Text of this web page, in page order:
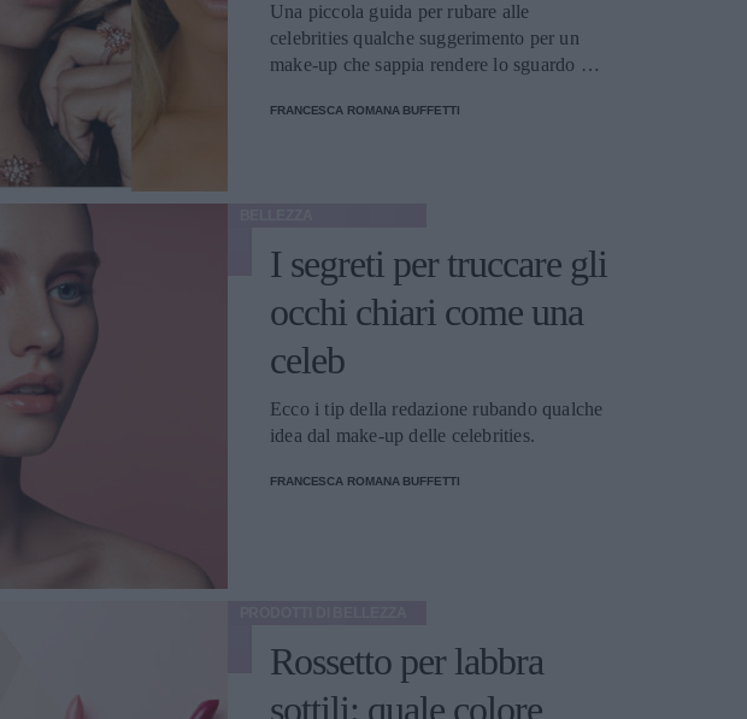
Una piccola guida per rubare alle
celebrities qualche suggerimento per un
make-up che sappia rendere lo sguardo più
FRANCESCA ROMANA BUFFETTI
I segreti per truccare gli
occhi chiari come una
celeb
Ecco i tip della redazione rubando qualche
idea dal make-up delle celebrities.
FRANCESCA ROMANA BUFFETTI
Rossetto per labbra
sottili: quale colore